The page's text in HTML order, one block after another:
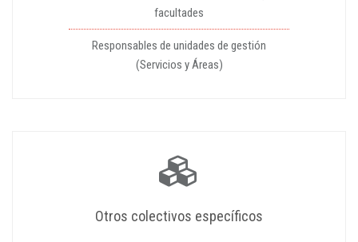
facultades
Responsables de unidades de gestión
(Servicios y Áreas)
Otros colectivos específicos